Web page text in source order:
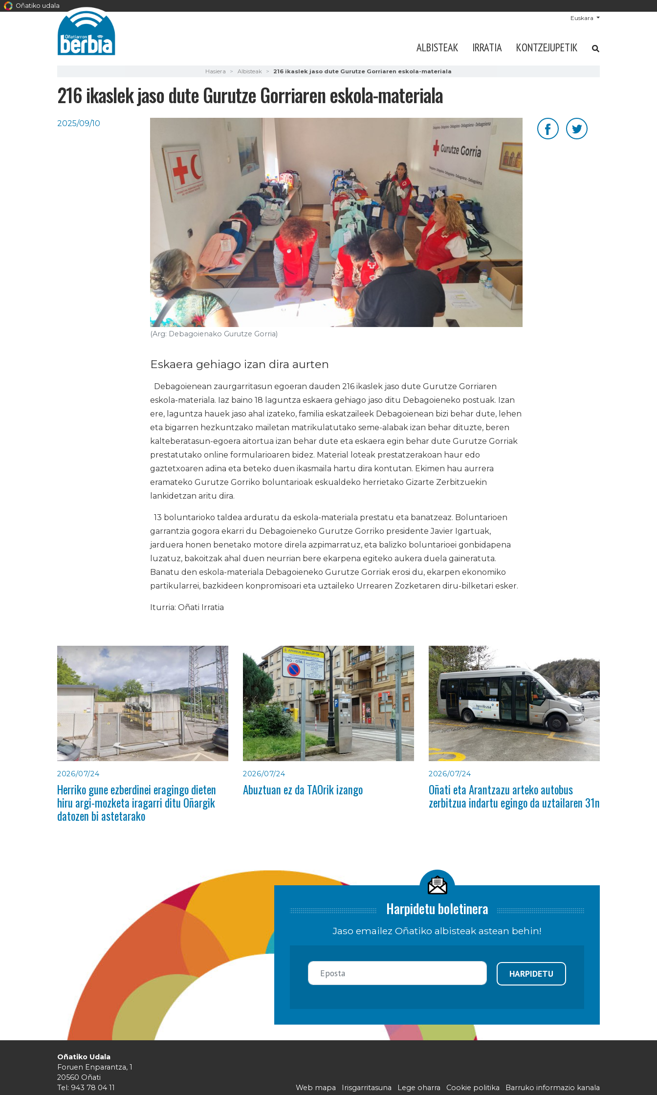
Oñatiko udala
Euskara
ALBISTEAK IRRATIA KONTZEJUPETIK
Hasiera Albisteak 216 ikaslek jaso dute Gurutze Gorriaren eskola-materiala
216 ikaslek jaso dute Gurutze Gorriaren eskola-materiala
2025/09/10
(Arg: Debagoienako Gurutze Gorria)
Eskaera gehiago izan dira aurten
Debagoienean zaurgarritasun egoeran dauden 216 ikaslek jaso dute Gurutze Gorriaren
eskola-materiala. Iaz baino 18 laguntza eskaera gehiago jaso ditu Debagoieneko postuak. Izan
ere, laguntza hauek jaso ahal izateko, familia eskatzaileek Debagoienean bizi behar dute, lehen
eta bigarren hezkuntzako mailetan matrikulatutako seme-alabak izan behar dituzte, beren
kalteberatasun-egoera aitortua izan behar dute eta eskaera egin behar dute Gurutze Gorriak
prestatutako online formularioaren bidez. Material loteak prestatzerakoan haur edo
gaztetxoaren adina eta beteko duen ikasmaila hartu dira kontutan. Ekimen hau aurrera
eramateko Gurutze Gorriko boluntarioak eskualdeko herrietako Gizarte Zerbitzuekin
lankidetzan aritu dira.
13 boluntarioko taldea arduratu da eskola-materiala prestatu eta banatzeaz. Boluntarioen
garrantzia gogora ekarri du Debagoieneko Gurutze Gorriko presidente Javier Igartuak,
jarduera honen benetako motore direla azpimarratuz, eta balizko boluntarioei gonbidapena
luzatuz, bakoitzak ahal duen neurrian bere ekarpena egiteko aukera duela gaineratuta.
Banatu den eskola-materiala Debagoieneko Gurutze Gorriak erosi du, ekarpen ekonomiko
partikularrei, bazkideen konpromisoari eta uztaileko Urrearen Zozketaren diru-bilketari esker.
Iturria: Oñati Irratia
2026/07/24
Herriko gune ezberdinei eragingo dieten
hiru argi-mozketa iragarri ditu Oñargik
datozen bi astetarako
2026/07/24
Abuztuan ez da TAOrik izango
2026/07/24
Oñati eta Arantzazu arteko autobus
zerbitzua indartu egingo da uztailaren 31n
Harpidetu boletinera
Jaso emailez Oñatiko albisteak astean behin!
HARPIDETU
Oñatiko Udala
Foruen Enparantza, 1
20560 Oñati
Tel: 943 78 04 11
Web mapa Irisgarritasuna Lege oharra Cookie politika Barruko informazio kanala